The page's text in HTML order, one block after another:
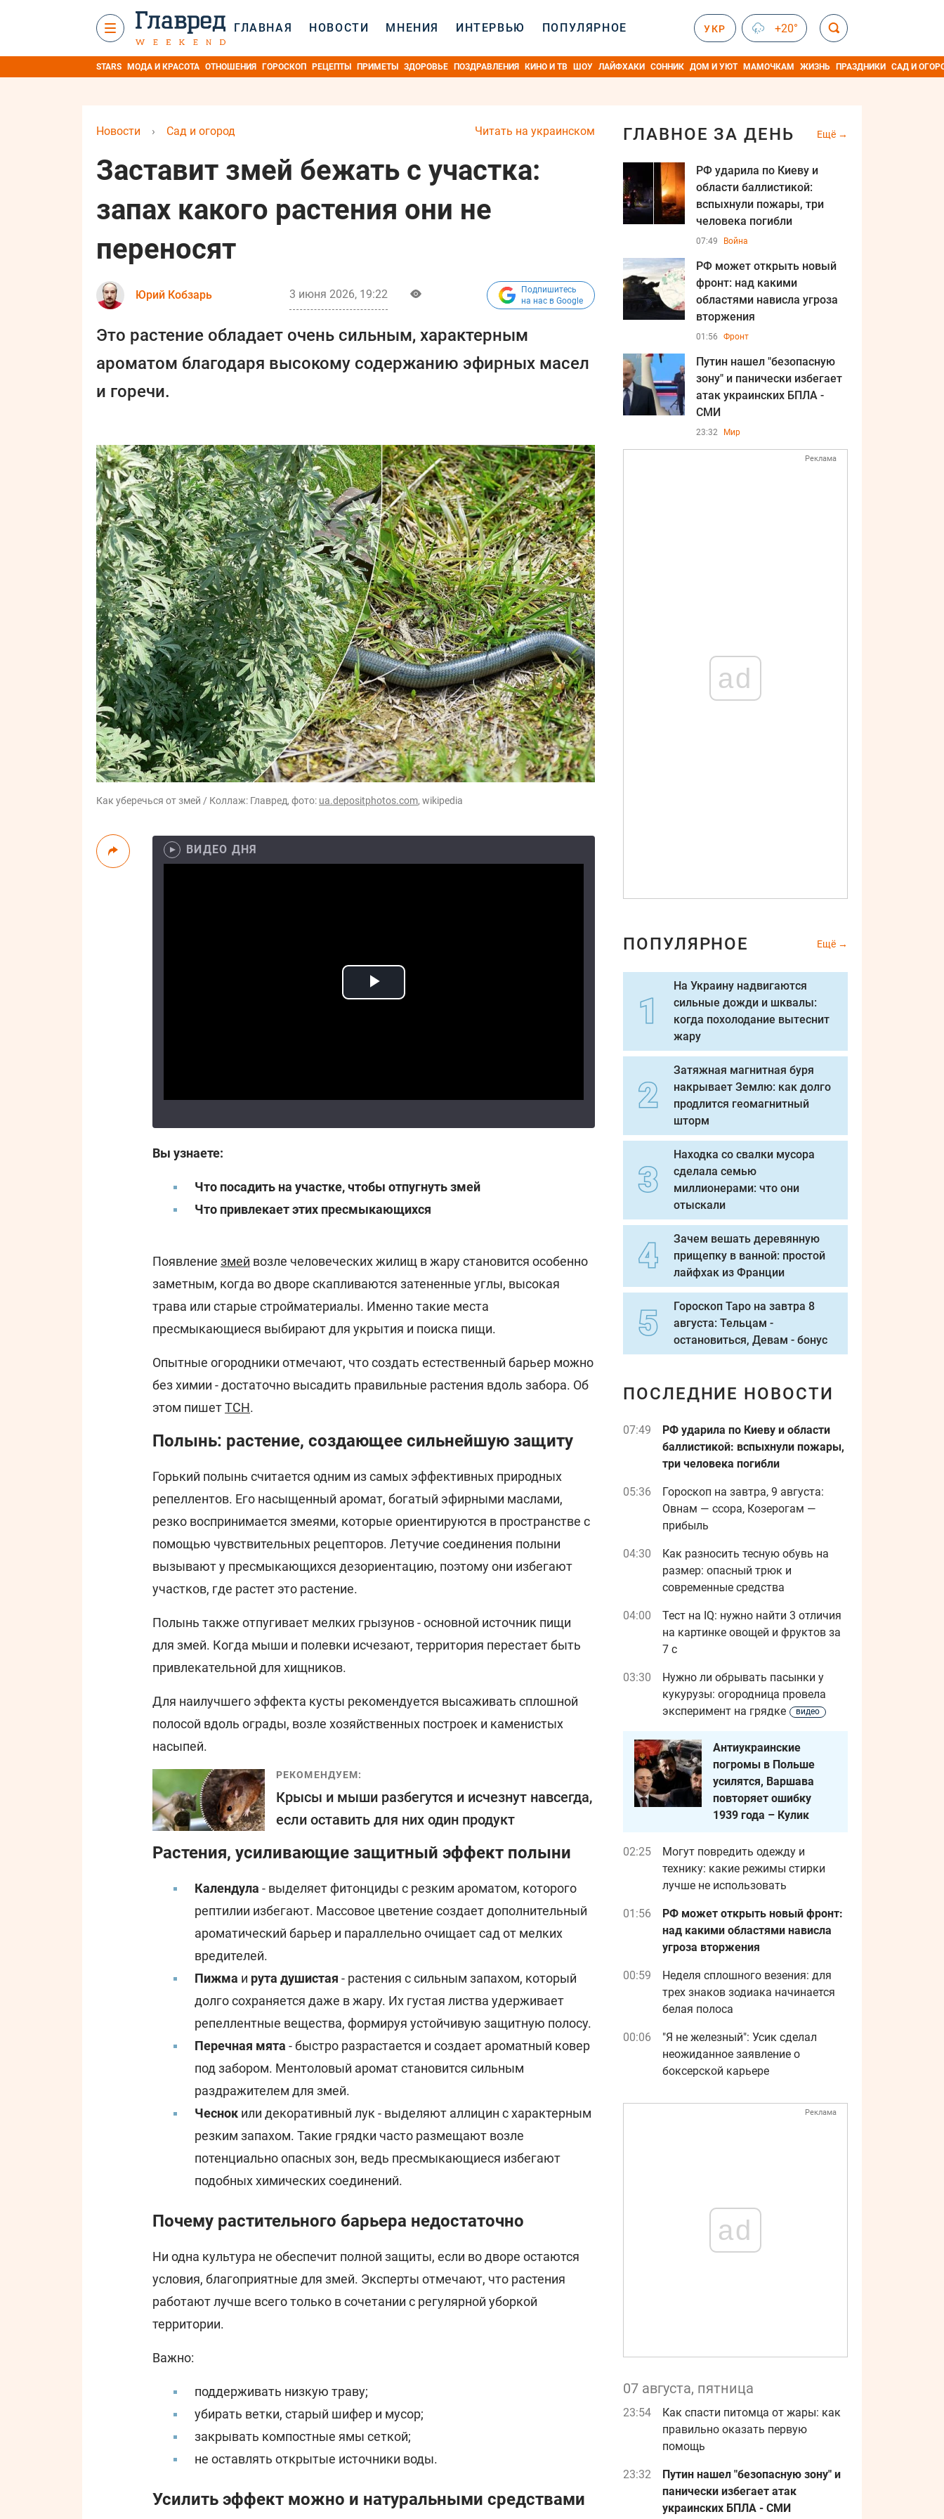
ГЛАВНАЯ НОВОСТИ МНЕНИЯ ИНТЕРВЬЮ ПОПУЛЯРНОЕ УКР +20°
STARS МОДА И КРАСОТА ОТНОШЕНИЯ ГОРОСКОП РЕЦЕПТЫ ПРИМЕТЫ ЗДОРОВЬЕ ПОЗДРАВЛЕНИЯ КИНО И ТВ ШОУ ЛАЙФХАКИ СОННИК ДОМ И УЮТ МАМОЧКАМ ЖИЗНЬ ПРАЗДНИКИ САД И
Читать на украинском
Новости › Сад и огород
Заставит змей бежать с участка:
запах какого растения они не
переносят
Юрий Кобзарь 3 июня 2026, 19:22
Подпишитесь
на нас в Google
Это растение обладает очень сильным, характерным
ароматом благодаря высокому содержанию эфирных масел
и горечи.
Как уберечься от змей / Коллаж: Главред, фото: ua.depositphotos.com, wikipedia
ВИДЕО ДНЯ
Вы узнаете:
Что посадить на участке, чтобы отпугнуть змей
Что привлекает этих пресмыкающихся
Появление змей возле человеческих жилищ в жару становится особенно
заметным, когда во дворе скапливаются затененные углы, высокая
трава или старые стройматериалы. Именно такие места
пресмыкающиеся выбирают для укрытия и поиска пищи.
Опытные огородники отмечают, что создать естественный барьер можно
без химии - достаточно высадить правильные растения вдоль забора. Об
этом пишетТСН.
Полынь: растение, создающее сильнейшую защиту
Горький полынь считается одним из самых эффективных природных
репеллентов. Его насыщенный аромат, богатый эфирными маслами,
резко воспринимается змеями, которые ориентируются в пространстве с
помощью чувствительных рецепторов. Летучие соединения полыни
вызывают у пресмыкающихся дезориентацию, поэтому они избегают
участков, где растет это растение.
Полынь также отпугивает мелких грызунов - основной источник пищи
для змей. Когда мыши и полевки исчезают, территория перестает быть
привлекательной для хищников.
Для наилучшего эффекта кусты рекомендуется высаживать сплошной
полосой вдоль ограды, возле хозяйственных построек и каменистых
насыпей.
РЕКОМЕНДУЕМ:
Крысы и мыши разбегутся и исчезнут навсегда,
если оставить для них один продукт
Растения, усиливающие защитный эффект полыни
Календула - выделяет фитонциды с резким ароматом, которого
рептилии избегают. Массовое цветение создает дополнительный
ароматический барьер и параллельно очищает сад от мелких
вредителей.
Пижма и рута душистая - растения с сильным запахом, который
долго сохраняется даже в жару. Их густая листва удерживает
репеллентные вещества, формируя устойчивую защитную полосу.
Перечная мята - быстро разрастается и создает ароматный ковер
под забором. Ментоловый аромат становится сильным
раздражителем для змей.
Чеснок или декоративный лук - выделяют аллицин с характерным
резким запахом. Такие грядки часто размещают возле
потенциально опасных зон, ведь пресмыкающиеся избегают
подобных химических соединений.
Почему растительного барьера недостаточно
Ни одна культура не обеспечит полной защиты, если во дворе остаются
условия, благоприятные для змей. Эксперты отмечают, что растения
работают лучше всего только в сочетании с регулярной уборкой
территории.
Важно:
поддерживать низкую траву;
убирать ветки, старый шифер и мусор;
закрывать компостные ямы сеткой;
не оставлять открытые источники воды.
Усилить эффект можно и натуральными средствами
ГЛАВНОЕ ЗА ДЕНЬ Ещё
РФ ударила по Киеву и
области баллистикой:
вспыхнули пожары, три
человека погибли
07:49 Война
РФ может открыть новый
фронт: над какими
областями нависла угроза
вторжения
01:56 Фронт
Путин нашел "безопасную
зону" и панически избегает
атак украинских БПЛА -
СМИ
23:32 Мир
Реклама
ad
ПОПУЛЯРНОЕ Ещё
На Украину надвигаются
сильные дожди и шквалы:
когда похолодание вытеснит
жару
Затяжная магнитная буря
накрывает Землю: как долго
продлится геомагнитный
шторм
Находка со свалки мусора
сделала семью
миллионерами: что они
отыскали
Зачем вешать деревянную
прищепку в ванной: простой
лайфхак из Франции
Гороскоп Таро на завтра 8
августа: Тельцам -
остановиться, Девам - бонус
ПОСЛЕДНИЕ НОВОСТИ
07:49
РФ ударила по Киеву и области
баллистикой: вспыхнули пожары,
три человека погибли
05:36
Гороскоп на завтра, 9 августа:
Овнам — ссора, Козерогам —
прибыль
04:30
Как разносить тесную обувь на
размер: опасный трюк и
современные средства
04:00
Тест на IQ: нужно найти 3 отличия
на картинке овощей и фруктов за
7 с
03:30
Нужно ли обрывать пасынки у
кукурузы: огородница провела
эксперимент на грядке
видео
Антиукраинские
погромы в Польше
усилятся, Варшава
повторяет ошибку
1939 года – Кулик
02:25
Могут повредить одежду и
технику: какие режимы стирки
лучше не использовать
01:56
РФ может открыть новый фронт:
над какими областями нависла
угроза вторжения
00:59
Неделя сплошного везения: для
трех знаков зодиака начинается
белая полоса
00:06
"Я не железный": Усик сделал
неожиданное заявление о
боксерской карьере
Реклама
ad
07 августа, пятница
23:54
Как спасти питомца от жары: как
правильно оказать первую
помощь
23:32
Путин нашел "безопасную зону" и
панически избегает атак
украинских БПЛА - СМИ